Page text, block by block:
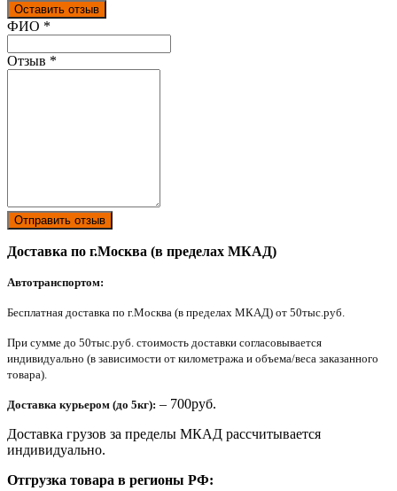
Оставить отзыв
Ваш отзыв был отправлен!
ФИО *
Отзыв *
Отправить отзыв
Доставка по г.Москва (в пределах МКАД)
Автотранспортом:
Бесплатная доставка по г.Москва (в пределах МКАД) от 50тыс.руб.
При сумме до 50тыс.руб. стоимость доставки согласовывается
индивидуально (в зависимости от километража и объема/веса заказанного
товара).
Доставка курьером (до 5кг): – 700руб.
Доставка грузов за пределы МКАД рассчитывается
индивидуально.
Отгрузка товара в регионы РФ: